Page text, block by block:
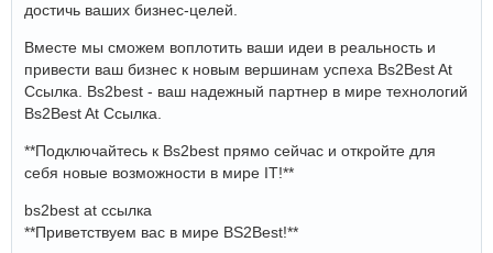
достичь ваших бизнес-целей.
Вместе мы сможем воплотить ваши идеи в реальность и
привести ваш бизнес к новым вершинам успеха Bs2Best At
Ссылка. Bs2best - ваш надежный партнер в мире технологий
Bs2Best At Ссылка.
**Подключайтесь к Bs2best прямо сейчас и откройте для
себя новые возможности в мире IT!**
bs2best at ссылка
**Приветствуем вас в мире BS2Best!**